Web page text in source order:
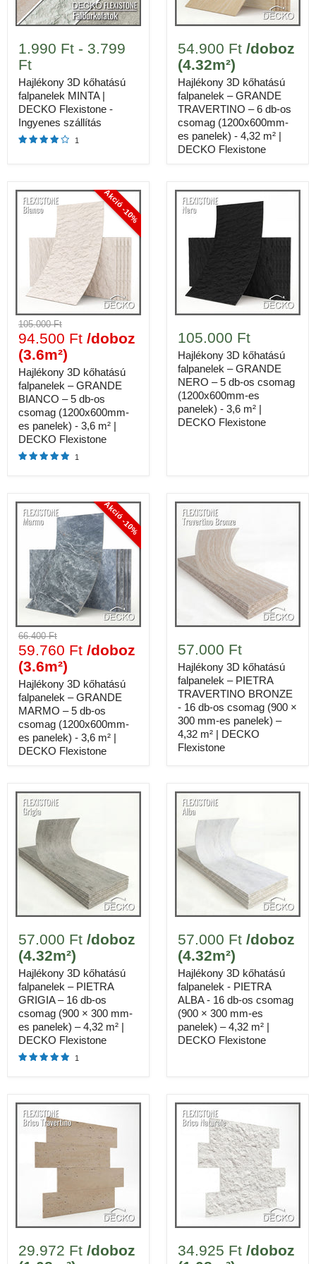
Adja meg a lefedendő teljes padlóterületet.
Hulladék ráhagyás
Nincs (0%) Biztonsági (5%) Összetett (10%)
Tartalék anyagot ad a szélek, sarkok és akadályok körüli
vágásokhoz.
2. LÉPÉS: BECSLÉS ERRE:20 M²
ALBA BIANCO
Anyag Hajlékony, kőhatású falpanel
Lefedettség / doboz 4.32 m²
Ár / doboz 57.000 Ft
Doboz szükséges (20 m²) 5
✓Hajlékony, kőhatású 3D felület valódi kő
megjelenéssel
✓
Beltérre és kültérre egyaránt alkalmas
✓
Könnyű, saját kezűleg telepíthető
✓Íves és sarkos felületekre is hajlítható
5 doboz részösszeg 285.000 Ft
PIETRA
MARMO GRIGIA
Méretek 600 × 300 mm, 10 db/doboz
Anyag Hajlékony, kőhatású falpanel
Lefedettség / doboz 1.8 m²
Ár / doboz 66.400 Ft 59.760 Ft
Doboz szükséges (20 m²) 12
✓ Hajlékony, kőhatású 3D felület valódi kő
1.990 Ft - 3.799
Ft
Hajlékony 3D kőhatású
falpanelek MINTA |
DECKO Flexistone -
Ingyenes szállítás
1
54.900 Ft /doboz
(4.32m²)
Hajlékony 3D kőhatású
falpanelek – GRANDE
TRAVERTINO – 6 db-os
csomag (1200x600mm-
es panelek) - 4,32 m² |
DECKO Flexistone
Akció -10%
105.000 Ft
94.500 Ft /doboz
(3.6m²)
Hajlékony 3D kőhatású
falpanelek – GRANDE
BIANCO – 5 db-os
csomag (1200x600mm-
es panelek) - 3,6 m² |
DECKO Flexistone
1
105.000 Ft
Hajlékony 3D kőhatású
falpanelek – GRANDE
NERO – 5 db-os csomag
(1200x600mm-es
panelek) - 3,6 m² |
DECKO Flexistone
Akció -10%
66.400 Ft
59.760 Ft /doboz
(3.6m²)
Hajlékony 3D kőhatású
falpanelek – GRANDE
MARMO – 5 db-os
csomag (1200x600mm-
es panelek) - 3,6 m² |
DECKO Flexistone
57.000 Ft
Hajlékony 3D kőhatású
falpanelek – PIETRA
TRAVERTINO BRONZE
- 16 db-os csomag (900 ×
300 mm-es panelek) –
4,32 m² | DECKO
Flexistone
57.000 Ft /doboz
(4.32m²)
Hajlékony 3D kőhatású
falpanelek – PIETRA
GRIGIA – 16 db-os
csomag (900 × 300 mm-
es panelek) – 4,32 m² |
DECKO Flexistone
1
57.000 Ft /doboz
(4.32m²)
Hajlékony 3D kőhatású
falpanelek - PIETRA
ALBA - 16 db-os csomag
(900 × 300 mm-es
panelek) – 4,32 m² |
DECKO Flexistone
29.972 Ft /doboz
34.925 Ft /doboz